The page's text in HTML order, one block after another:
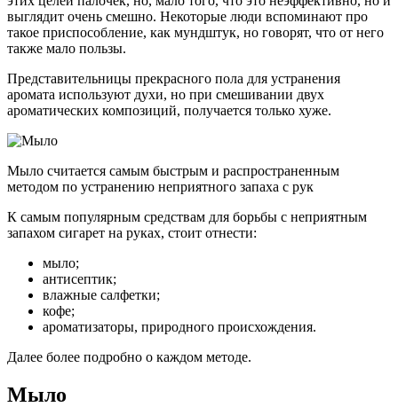
выглядит очень смешно. Некоторые люди вспоминают про
такое приспособление, как мундштук, но говорят, что от него
также мало пользы.
Представительницы прекрасного пола для устранения
аромата используют духи, но при смешивании двух
ароматических композиций, получается только хуже.
Мыло считается самым быстрым и распространенным
методом по устранению неприятного запаха с рук
К самым популярным средствам для борьбы с неприятным
запахом сигарет на руках, стоит отнести:
мыло;
антисептик;
влажные салфетки;
кофе;
ароматизаторы, природного происхождения.
Далее более подробно о каждом методе.
Мыло